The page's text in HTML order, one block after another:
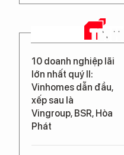
TIN MỚI
10 doanh nghiệp lãi
lớn nhất quý II:
Vinhomes dẫn đầu,
xếp sau là
Vingroup, BSR, Hòa
Phát